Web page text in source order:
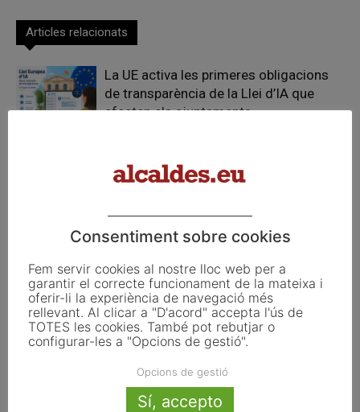
Articles relacionats
La UE activa les primeres obligacions
de transparència de la Llei d’IA que
afecten els ajuntaments
catalans per impulsar la regeneració
TESTAREG reforça la cooperació
transfronterera per impulsar el relleu
generacional al camp
Consentiment sobre cookies
Fem servir cookies al nostre lloc web per a
garantir el correcte funcionament de la mateixa i
oferir-li la experiència de navegació més
rellevant. Al clicar a "D'acord" accepta l'ús de
TOTES les cookies. També pot rebutjar o
configurar-les a "Opcions de gestió".
Opcions de gestió
Sí, accepto